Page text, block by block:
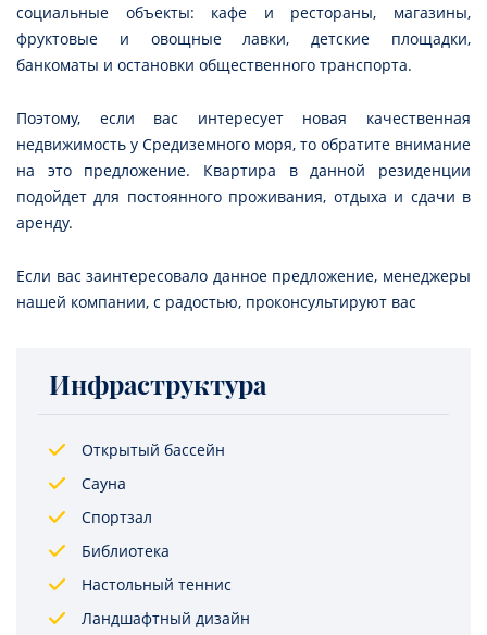
социальные объекты: кафе и рестораны, магазины,
фруктовые и овощные лавки, детские площадки,
банкоматы и остановки общественного транспорта.
Поэтому, если вас интересует новая качественная
недвижимость у Средиземного моря, то обратите внимание
на это предложение. Квартира в данной резиденции
подойдет для постоянного проживания, отдыха и сдачи в
аренду.
Если вас заинтересовало данное предложение, менеджеры
нашей компании, с радостью, проконсультируют вас
Инфраструктура
Открытый бассейн
Сауна
Спортзал
Библиотека
Настольный теннис
Ландшафтный дизайн